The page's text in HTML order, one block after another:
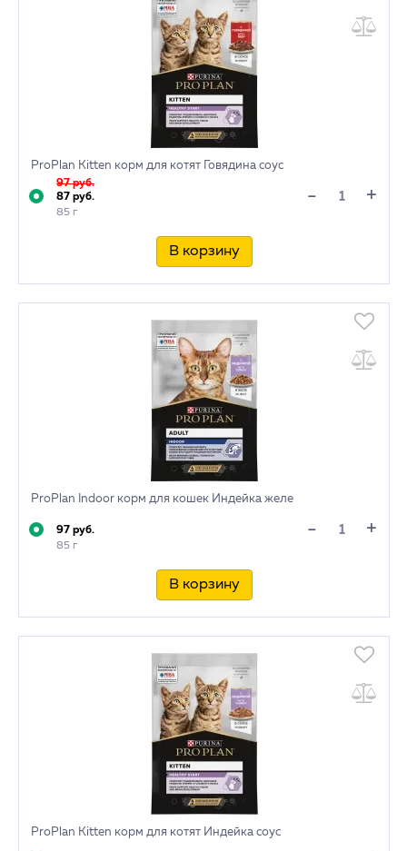
ProPlan Kitten корм для котят Говядина соус
97 руб.
87 руб.
85 г
- +
В корзину
ProPlan Indoor корм для кошек Индейка желе
97 руб.
85 г
- +
В корзину
ProPlan Kitten корм для котят Индейка соус